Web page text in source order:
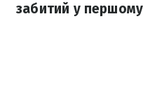
забитий у першому